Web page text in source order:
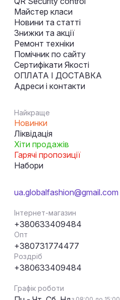
Майстер класи
Новини та статті
Знижки та акції
Ремонт техніки
Помічник по сайту
Сертифікати Якості
ОПЛАТА І ДОСТАВКА
Адреси і контакти
Найкраще
Новинки
Ліквідація
Хіти продажів
Гарячі пропозиції
Набори
ua.globalfashion@gmail.com
Інтернет-магазин
+380633409484
Опт
+380731774477
Роздріб
+380633409484
Графік роботи